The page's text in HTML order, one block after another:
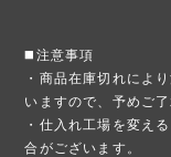
◼️注意事項
・商品在庫切れによ
いますので、予めご
・仕入れ工場を変え
合がございます。